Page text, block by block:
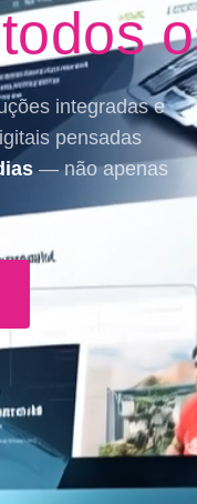
integradas e
pensadas
— não apenas